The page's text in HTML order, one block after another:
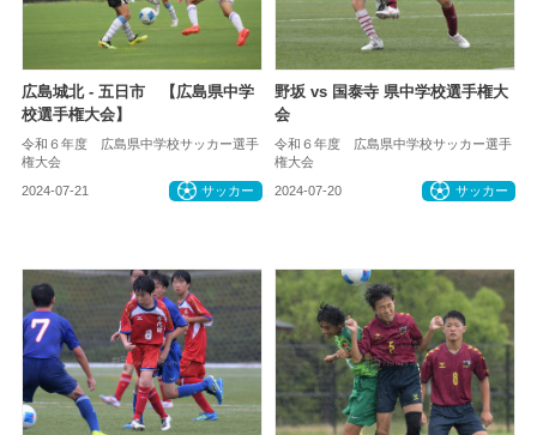
広島城北 - 五日市 【広島県中学
校選手権大会】
令和６年度 広島県中学校サッカー選手
権大会
2024-07-21 サッカー
野坂 vs 国泰寺 県中学校選手権大
会
令和６年度 広島県中学校サッカー選手
権大会
2024-07-20 サッカー